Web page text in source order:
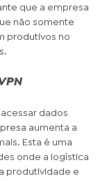
que a empresa
não somente
produtivos no
dados
aumenta a
Esta é uma
onde a logística
produtividade e